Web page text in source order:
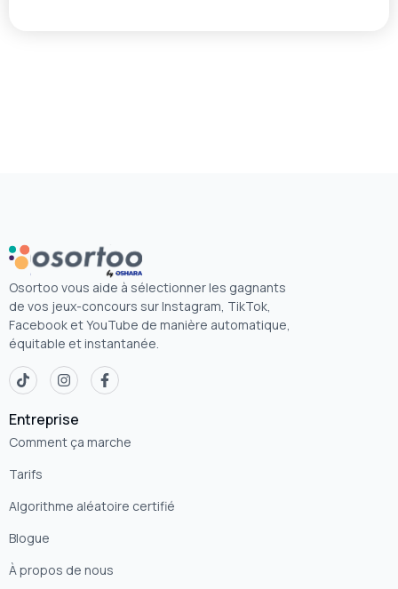
Osortoo vous aide à sélectionner les gagnants
de vos jeux-concours sur Instagram, TikTok,
Facebook et YouTube de manière automatique,
équitable et instantanée.
Entreprise
Comment ça marche
Tarifs
Algorithme aléatoire certifié
Blogue
À propos de nous